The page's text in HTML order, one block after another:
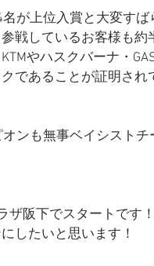
が上位入賞と大変す
戦しているお客様も
やハスクバーナ・
であることが証明され
オンも無事ベイシスト
ザ阪下でスタートです
したいと思います！